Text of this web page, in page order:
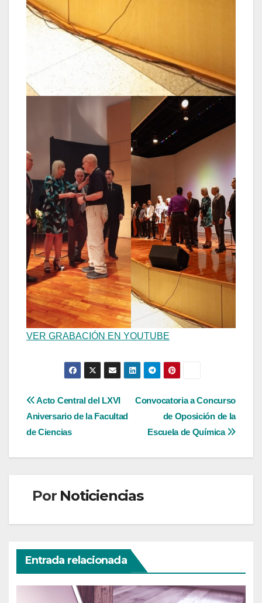
VER GRABACIÓN EN YOUTUBE
Navegación
de
entradas
Convocatoria a Concurso
de Oposición de la
Escuela de Química
Acto Central del LXVI
Aniversario de la Facultad
de Ciencias
Por Noticiencias
Entrada relacionada